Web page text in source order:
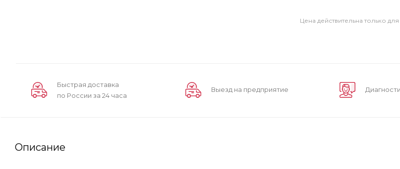
Цена действительна только
Быстрая доставка
по России за 24 часа
Выезд на предприятие
Описание